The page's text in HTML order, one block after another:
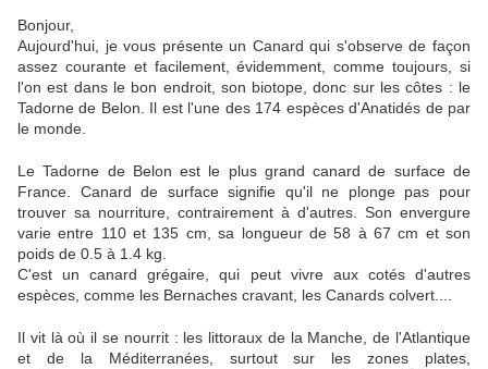
Bonjour,
Aujourd'hui, je vous présente un Canard qui s'observe de façon
assez courante et facilement, évidemment, comme toujours, si
l'on est dans le bon endroit, son biotope, donc sur les côtes : le
Tadorne de Belon. Il est l'une des 174 espèces d'Anatidés de par
le monde.
Le Tadorne de Belon est le plus grand canard de surface de
France. Canard de surface signifie qu'il ne plonge pas pour
trouver sa nourriture, contrairement à d'autres. Son envergure
varie entre 110 et 135 cm, sa longueur de 58 à 67 cm et son
poids de 0.5 à 1.4 kg.
C'est un canard grégaire, qui peut vivre aux cotés d'autres
espèces, comme les Bernaches cravant, les Canards colvert....
Il vit là où il se nourrit : les littoraux de la Manche, de l'Atlantique
et de la Méditerranées, surtout sur les zones plates,